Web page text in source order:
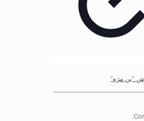
“بن مژه”